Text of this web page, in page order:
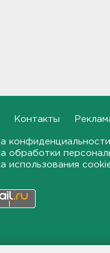
Контакты
конфиденциальности
обработки
использования